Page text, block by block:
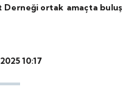
ortak amaçta buluştu:
10:17